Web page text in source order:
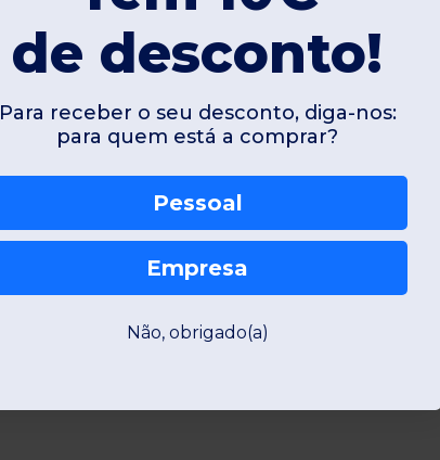
de desconto!
Para receber o seu desconto, diga-nos:
para quem está a comprar?
Pessoal
Empresa
Não, obrigado(a)